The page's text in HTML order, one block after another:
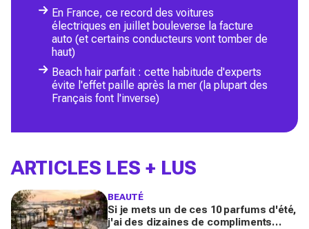
En France, ce record des voitures
électriques en juillet bouleverse la facture
auto (et certains conducteurs vont tomber de
haut)
Beach hair parfait : cette habitude d'experts
évite l'effet paille après la mer (la plupart des
Français font l'inverse)
ARTICLES LES + LUS
BEAUTÉ
Si je mets un de ces 10 parfums d'été,
j'ai des dizaines de compliments